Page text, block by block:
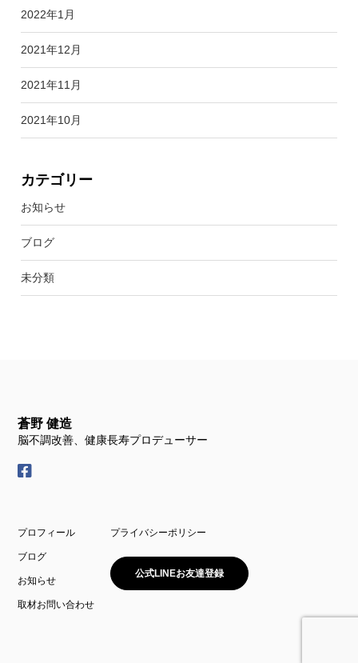
2022年1月
2021年12月
2021年11月
2021年10月
カテゴリー
お知らせ
ブログ
未分類
蒼野 健造
脳不調改善、健康長寿プロデューサー
プロフィール
ブログ
お知らせ
取材お問い合わせ
プライバシーポリシー
公式LINEお友達登録